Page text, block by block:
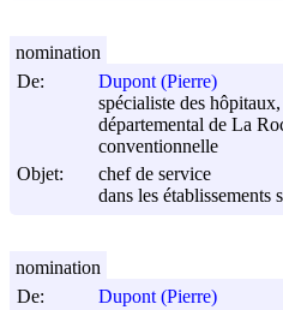
De:
Dupont (Pierre)
spécialiste des
départemental de La
conventionnelle
Objet:
chef de service
dans les établissements
nomination
De:
Dupont (Pierre)
nomination